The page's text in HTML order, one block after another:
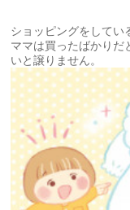
ショッピングをしてい
ママは買ったばかりだ
いと譲りません。